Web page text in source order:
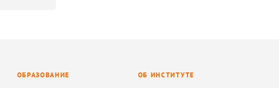
ОБРАЗОВАНИЕ ОБ ИНСТИТУТЕ